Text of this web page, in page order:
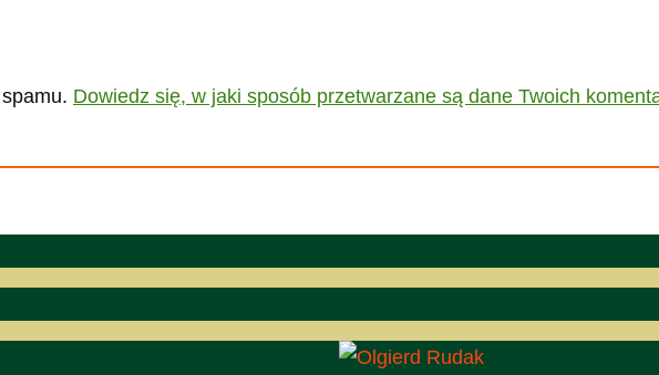
Dowiedz się, w jaki sposób przetwarzane są dane Twoich